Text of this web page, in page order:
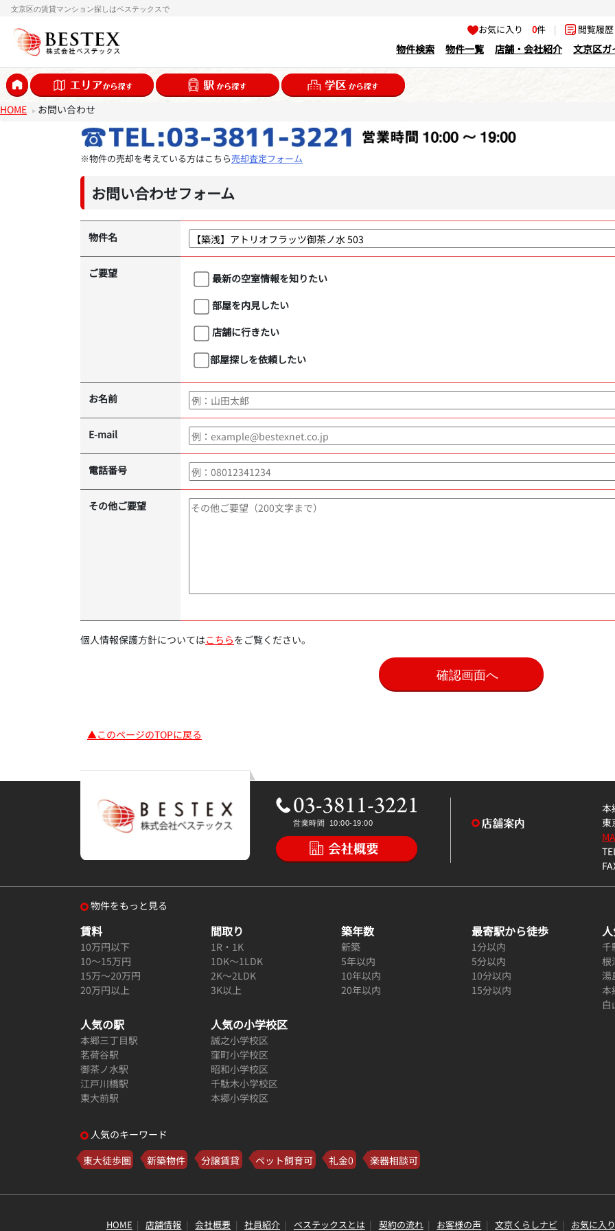
文京区の賃貸マンション探しはベステックスで
お気に入り0件 | 閲覧履
物件検索 物件一覧 店舗・会社紹介 文京区ガ
HOME お問い合わせ
※物件の売却を考えている方はこちら売却査定フォーム
お問い合わせフォーム
物件名
ご要望
最新の空室情報を知りたい
部屋を内見したい
店舗に行きたい
部屋探しを依頼したい
お名前
E-mail
電話番号
その他ご要望
個人情報保護方針についてはこちらをご覧ください。
▲このページのTOPに戻る
本
東
物件をもっと見る
賃料
10万円以下
10～15万円
15万～20万円
20万円以上
間取り
1R・1K
1DK～1LDK
2K～2LDK
3K以上
築年数
新築
5年以内
10年以内
20年以内
最寄駅から徒歩
1分以内
5分以内
10分以内
15分以内
千
根
湯
本
白
人気の駅
本郷三丁目駅
茗荷谷駅
御茶ノ水駅
江戸川橋駅
東大前駅
人気の小学校区
誠之小学校区
窪町小学校区
昭和小学校区
千駄木小学校区
本郷小学校区
人気のキーワード
東大徒歩圏
新築物件 分譲賃貸 ペット飼育可 礼金0 楽器相談可
HOME 店舗情報 会社概要 社員紹介 ベステックスとは 契約の流れ お客様の声 文京くらしナビ お気に入